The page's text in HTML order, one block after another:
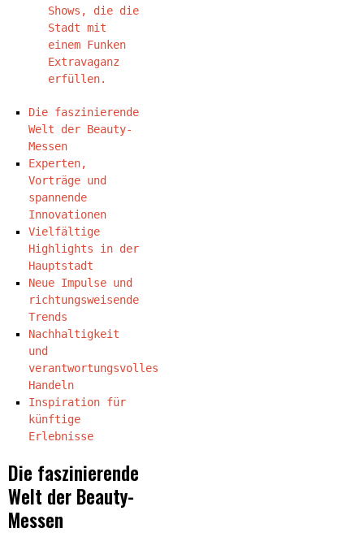
Shows, die die
Stadt mit
einem Funken
Extravaganz
erfüllen.
Die faszinierende
Welt der Beauty-
Messen
Experten,
Vorträge und
spannende
Innovationen
Vielfältige
Highlights in der
Hauptstadt
Neue Impulse und
richtungsweisende
Trends
Nachhaltigkeit
und
verantwortungsvolles
Handeln
Inspiration für
künftige
Erlebnisse
Die faszinierende
Welt der Beauty-
Messen